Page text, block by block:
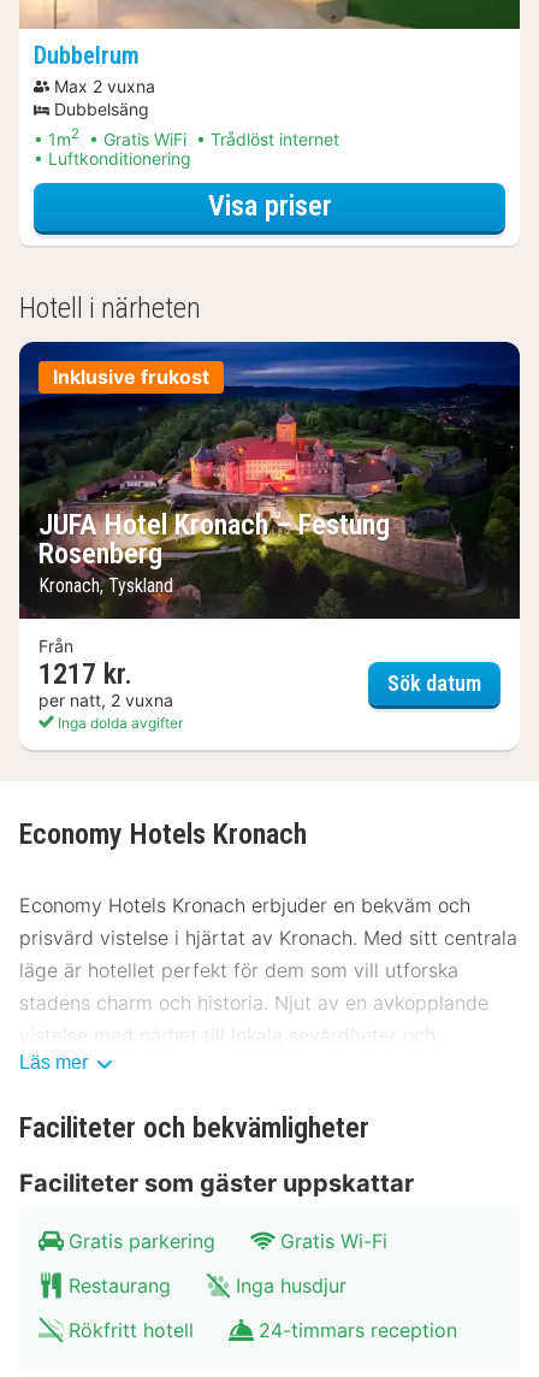
Dubbelrum
Max 2 vuxna
Dubbelsäng
1m2 Gratis WiFi
Trådlöst internet
Luftkonditionering
Visa priserför Dubbelrum
Hotell i närheten
Inklusive frukost
JUFA Hotel Kronach – Festung
Rosenberg
Kronach, Tyskland
Från
1217 kr.
per natt, 2 vuxna
Inga dolda avgifter
Sök datumJUFA
Economy Hotels Kronach
Economy Hotels Kronach erbjuder en bekväm och
prisvärd vistelse i hjärtat av Kronach. Med sitt centrala
läge är hotellet perfekt för dem som vill utforska
stadens charm och historia. Njut av en avkopplande
vistelse med närhet till lokala sevärdheter och
bekväma hotellfaciliteter.
Plats Economy Hotels Kronach
stadens främsta attraktioner. Du befinner dig bara
några minuter från Kronachs historiska torg och
stadens centrum. Besök gärna det lokala museet och
njut av den kulturella atmosfären. För resenärer finns
det goda transportmöjligheter med både buss och tåg
Läs mer
Faciliteter och bekvämligheter
Faciliteter som gäster uppskattar
Gratis parkering
Gratis Wi-Fi
Restaurang
Inga husdjur
Rökfritt hotell
24-timmars reception